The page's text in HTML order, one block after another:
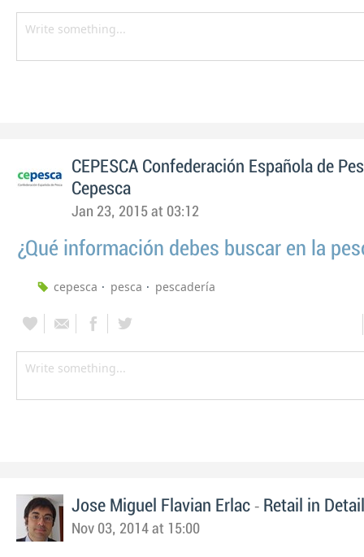
CEPESCA Confederación Española de
Cepesca
Jan 23, 2015 at 03:12
¿Qué información debes buscar en la
cepesca pesca pescadería
Jose Miguel Flavian Erlac - Retail in Detail
Nov 03, 2014 at 15:00